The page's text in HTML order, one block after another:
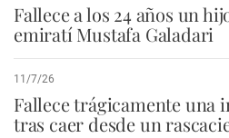
Fallece a los 24 años un
emiratí Mustafa Galadari
11/7/26
Fallece trágicamente una
tras caer desde un